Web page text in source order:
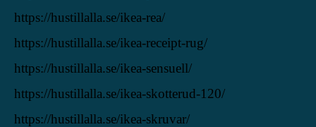
https://hustillalla.se/ikea-rea/
https://hustillalla.se/ikea-receipt-rug/
https://hustillalla.se/ikea-sensuell/
https://hustillalla.se/ikea-skotterud-120/
https://hustillalla.se/ikea-skruvar/